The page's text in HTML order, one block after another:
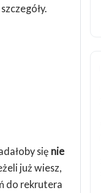
się nie
już wiesz,
do rekrutera